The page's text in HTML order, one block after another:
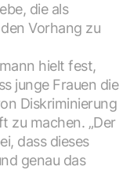
die als
Vorhang zu
hielt fest,
junge Frauen die
Diskriminierung
zu machen. „Der
dass dieses
genau das